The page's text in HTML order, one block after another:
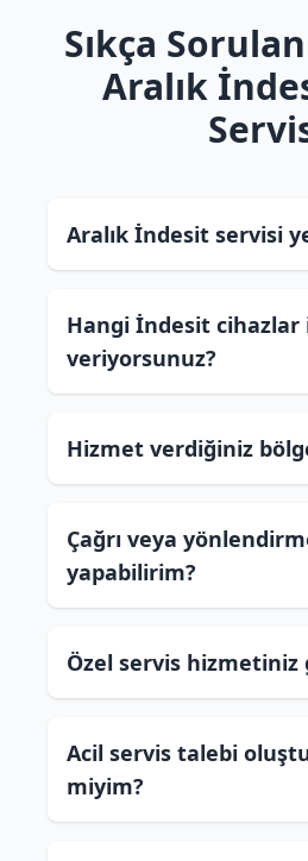
Sıkça
Aralık
Aralık İndesit servisi
Hangi İndesit
veriyorsunuz?
Hizmet verdiğiniz
Çağrı veya
yapabilirim?
Özel servis
Acil servis talebi
miyim?